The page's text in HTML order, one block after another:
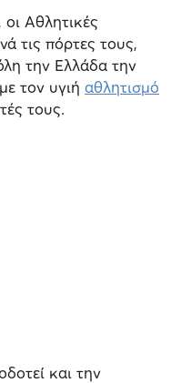
Αθλητικές
τις πόρτες τους,
την Ελλάδα την
τον υγιή αθλητισμό
τους.
και την